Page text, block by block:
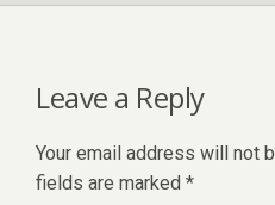
Leave a Reply
Your email address will not
fields are marked *